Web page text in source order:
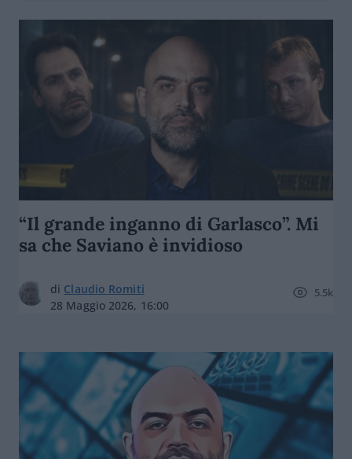
“Il grande inganno di Garlasco”. Mi
sa che Saviano è invidioso
di Claudio Romiti
28 Maggio 2026, 16:00
5.5k